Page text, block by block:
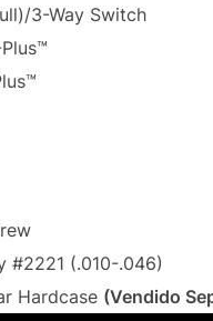
3-Way Switch
#2221 (.010-.046)
Hardcase (Vendido